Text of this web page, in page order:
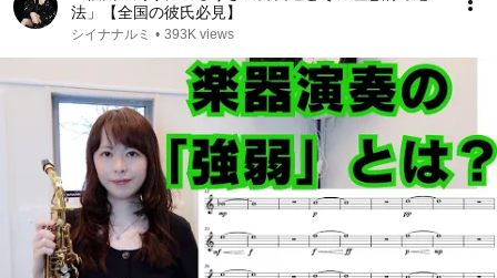
法」【全国の彼氏必見】
シイナナルミ • 393K views